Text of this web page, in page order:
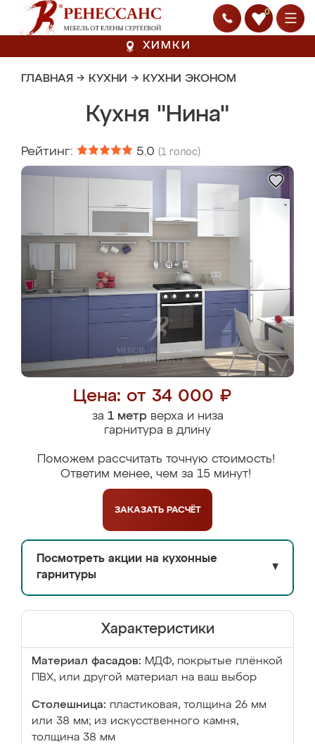
0
ХИМКИ
ГЛАВНАЯ → КУХНИ → КУХНИ ЭКОНОМ
Кухня "Нина"
Рейтинг: 5.0 (1 голос)
Цена: от 34 000 ₽
за 1 метрверха и низа
гарнитура в длину
Поможем рассчитать точную стоимость!
Ответим менее, чем за 15 минут!
ЗАКАЗАТЬ РАСЧЁТ
Посмотреть акции на кухонные
гарнитуры
▼
Характеристики
Материал фасадов: МДФ, покрытые плёнкой
ПВХ, или другой материал на ваш выбор
Столешница: пластиковая, толщина 26 мм
или 38 мм; из искусственного камня,
толщина 38 мм